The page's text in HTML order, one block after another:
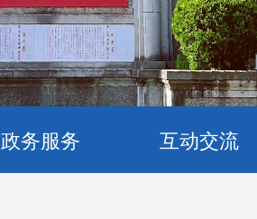
政务服务 互动交流